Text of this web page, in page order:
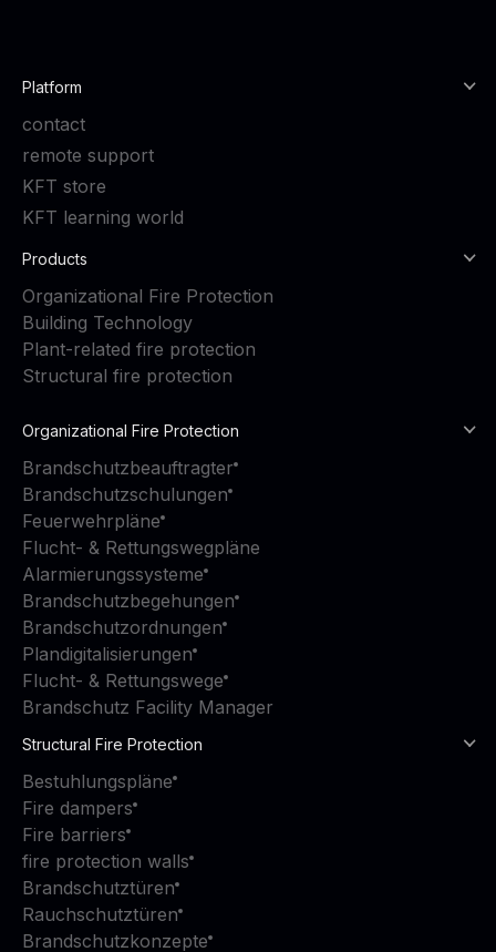
Platform
contact
remote support
KFT store
KFT learning world
Products
Organizational Fire Protection
Building Technology
Plant-related fire protection
Structural fire protection
Organizational Fire Protection
Brandschutzbeauftragter
Brandschutzschulungen
Feuerwehrpläne
Flucht- & Rettungswegpläne
Alarmierungssysteme
Brandschutzbegehungen
Brandschutzordnungen
Plandigitalisierungen
Flucht- & Rettungswege
Brandschutz Facility Manager
Structural Fire Protection
Bestuhlungspläne
Fire dampers
Fire barriers
fire protection walls
Brandschutztüren
Rauchschutztüren
Brandschutzkonzepte